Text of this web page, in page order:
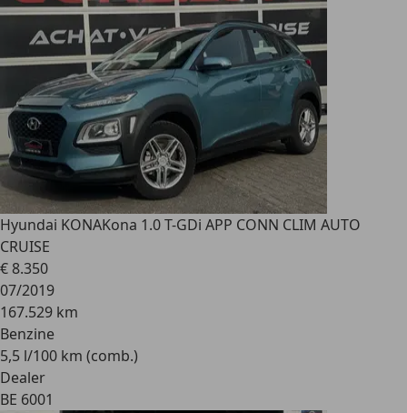
Hyundai KONAKona 1.0 T-GDi APP CONN CLIM AUTO
CRUISE
€ 8.350
07/2019
167.529 km
Benzine
5,5 l/100 km (comb.)
Dealer
BE 6001